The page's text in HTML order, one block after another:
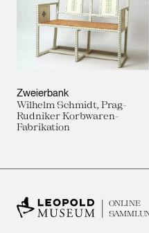
Zweierbank
Wilhelm Schmidt, Prag-
Rudniker Korbwaren-
Fabrikation
ONLINE